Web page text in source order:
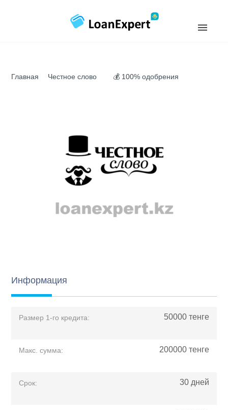
Главная Честное слово 💰 100% одобрения
Информация
Размер 1-го кредита: 50000 тенге
Макс. сумма: 200000 тенге
Срок: 30 дней